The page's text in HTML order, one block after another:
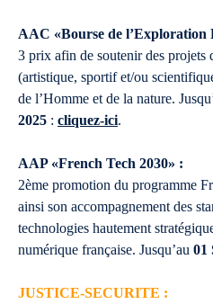
AAC «Bourse de l’Exploration
3 prix afin de soutenir des projets
(artistique, sportif et/ou
de l’Homme et de la nature.
2025 : cliquez-ici.
AAP «French Tech 2030» :
2ème promotion du programme
ainsi son accompagnement des
technologies hautement
numérique française. Jusqu’au 01
JUSTICE-SECURITE :